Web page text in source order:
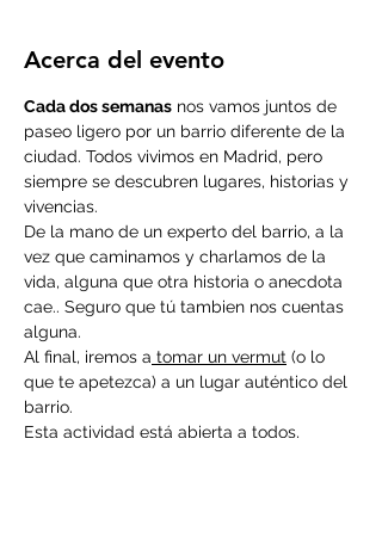
Acerca del evento
Cada dos semanas nos vamos juntos de
paseo ligero por un barrio diferente de la
ciudad. Todos vivimos en Madrid, pero
siempre se descubren lugares, historias y
vivencias.
De la mano de un experto del barrio, a la
vez que caminamos y charlamos de la
vida, alguna que otra historia o anecdota
cae.. Seguro que tú tambien nos cuentas
alguna.
Al final, iremos a tomar un vermut (o lo
que te apetezca) a un lugar auténtico del
barrio.
Esta actividad está abierta a todos,